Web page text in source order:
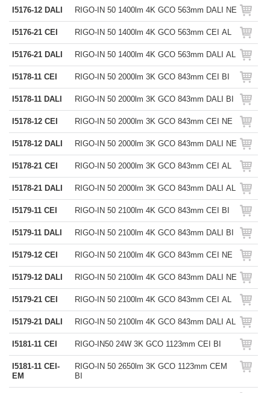
I5176-12 DALI RIGO-IN 50 1400lm 4K GCO 563mm DALI NE
I5176-21 CEI RIGO-IN 50 1400lm 4K GCO 563mm CEI AL
I5176-21 DALI RIGO-IN 50 1400lm 4K GCO 563mm DALI AL
I5178-11 CEI RIGO-IN 50 2000lm 3K GCO 843mm CEI BI
I5178-11 DALI RIGO-IN 50 2000lm 3K GCO 843mm DALI BI
I5178-12 CEI RIGO-IN 50 2000lm 3K GCO 843mm CEI NE
I5178-12 DALI RIGO-IN 50 2000lm 3K GCO 843mm DALI NE
I5178-21 CEI RIGO-IN 50 2000lm 3K GCO 843mm CEI AL
I5178-21 DALI RIGO-IN 50 2000lm 3K GCO 843mm DALI AL
I5179-11 CEI RIGO-IN 50 2100lm 4K GCO 843mm CEI BI
I5179-11 DALI RIGO-IN 50 2100lm 4K GCO 843mm DALI BI
I5179-12 CEI RIGO-IN 50 2100lm 4K GCO 843mm CEI NE
I5179-12 DALI RIGO-IN 50 2100lm 4K GCO 843mm DALI NE
I5179-21 CEI RIGO-IN 50 2100lm 4K GCO 843mm CEI AL
I5179-21 DALI RIGO-IN 50 2100lm 4K GCO 843mm DALI AL
I5181-11 CEI RIGO-IN50 24W 3K GCO 1123mm CEI BI
I5181-11 CEI-
EM
RIGO-IN 50 2650lm 3K GCO 1123mm CEM
BI